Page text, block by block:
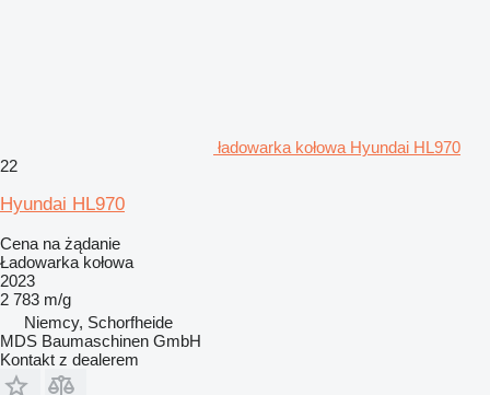
ładowarka kołowa Hyundai HL970
22
Hyundai HL970
Cena na żądanie
Ładowarka kołowa
2023
2 783 m/g
Niemcy, Schorfheide
MDS Baumaschinen GmbH
Kontakt z dealerem